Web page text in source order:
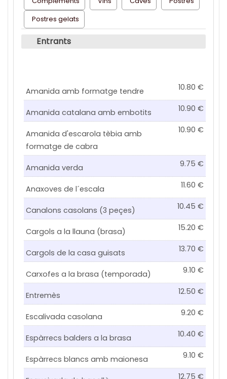
Postres gelats
Entrants
Amanida amb formatge tendre 10.80
Amanida catalana amb embotits 10.90
Amanida d'escarola tèbia amb
formatge de cabra
10.90
Amanida verda 9.75
Anaxoves de l´escala 11.60
Canalons casolans (3 peçes) 10.45
Cargols a la llauna (brasa) 15.20
Cargols de la casa guisats 13.70
Carxofes a la brasa (temporada) 9.10
Entremès 12.50
Escalivada casolana 9.20
Espàrrecs balders a la brasa 10.40
Espàrrecs blancs amb maionesa 9.10
12.75